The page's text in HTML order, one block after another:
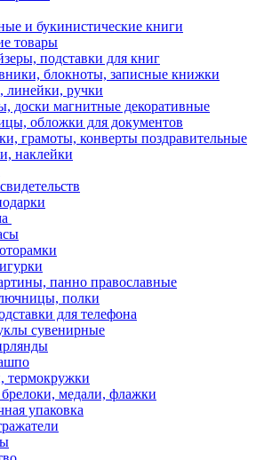
и букинистические книги
товары
подставки для книг
блокноты, записные книжки
линейки, ручки
доски магнитные декоративные
обложки для документов
грамоты, конверты поздравительные
наклейки
панно православные
полки
для телефона
сувенирные
термокружки
медали, флажки
упаковка